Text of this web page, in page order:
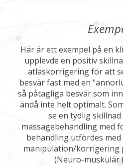
Här är ett exempel på en
upplevde en positiv
atlaskorrigering för att
besvär fast med en
så påtagliga besvär som
ändå inte helt optimalt.
se en tydlig
massagebehandling med
behandling utfördes
manipulation/korrigering
(Neuro-muskulär